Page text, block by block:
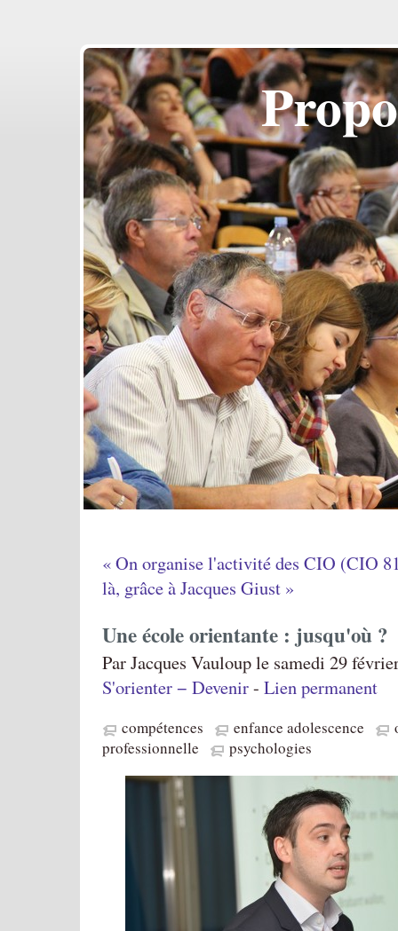
« On organise l'activité des CIO (CIO
là, grâce à Jacques Giust »
Une école orientante : jusqu'où ?
Par Jacques Vauloup le samedi 29
S'orienter − Devenir- Lien permanent
compétences enfance adolescence
professionnelle
psychologies